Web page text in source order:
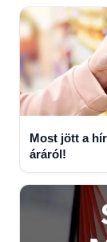
Most jött a
áráról!